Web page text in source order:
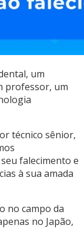
um
professor, um
técnico sênior,
falecimento e
à sua amada
no campo da
no Japão,